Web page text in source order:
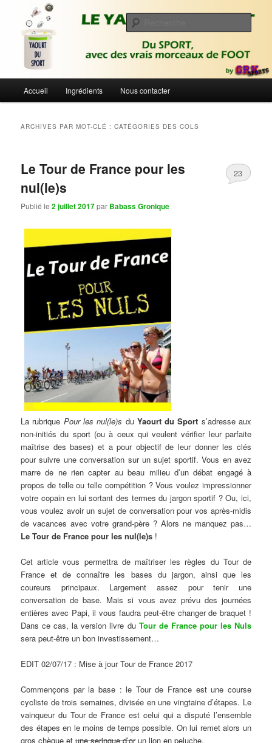
contenu
contenu
secondaireLe Yaourt du Sport
Du sport avec des vrais morceaux de foot | Gronique's Sports Blog
principal
Accueil Ingrédients Nous contacter
ARCHIVES PAR MOT-CLÉ :CATÉGORIES DES COLS
Le Tour de France pour les
nul(le)s
Publié le2 juillet 2017par Babass Gronique
23
La rubrique Pour les nul(le)s du Yaourt du Sport s’adresse aux
non-initiés du sport (ou à ceux qui veulent vérifier leur parfaite
maîtrise des bases) et a pour objectif de leur donner les clés
pour suivre une conversation sur un sujet sportif. Vous en avez
marre de ne rien capter au beau milieu d’un débat engagé à
propos de telle ou telle compétition ? Vous voulez impressionner
votre copain en lui sortant des termes du jargon sportif ? Ou, ici,
vous voulez avoir un sujet de conversation pour vos après-midis
de vacances avec votre grand-père ? Alors ne manquez pas…
Le Tour de France pour les nul(le)s !
Cet article vous permettra de maîtriser les règles du Tour de
France et de connaître les bases du jargon, ainsi que les
coureurs principaux. Largement assez pour tenir une
conversation de base. Mais si vous avez prévu des journées
entières avec Papi, il vous faudra peut-être changer de braquet !
Dans ce cas, la version livre du Tour de France pour les Nuls
sera peut-être un bon investissement…
EDIT 02/07/17 : Mise à jour Tour de France 2017
Commençons par la base : le Tour de France est une course
cycliste de trois semaines, divisée en une vingtaine d’étapes. Le
vainqueur du Tour de France est celui qui a disputé l’ensemble
des étapes en le moins de temps possible. On lui remet alors un
gros chèque etune seringue d’orun lion en peluche.